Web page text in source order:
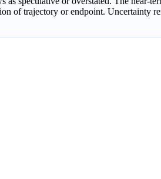
of trajectory or endpoint. Uncertainty